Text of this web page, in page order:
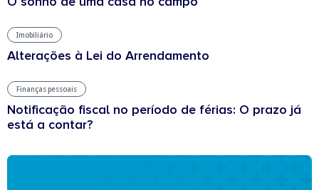
Imobiliário
Alterações à Lei do Arrendamento
Finanças pessoais
Notificação fiscal no período de férias: O prazo já
está a contar?